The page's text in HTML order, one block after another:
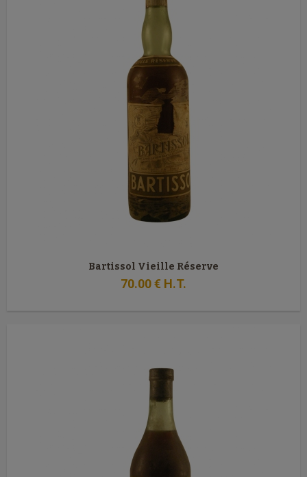
Bartissol Vieille Réserve
70.00€ H.T.